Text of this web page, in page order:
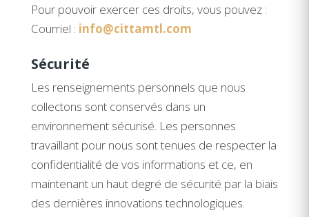
Pour pouvoir exercer ces droits, vous pouvez :
Courriel : info@cittamtl.com
Sécurité
Les renseignements personnels que nous
collectons sont conservés dans un
environnement sécurisé. Les personnes
travaillant pour nous sont tenues de respecter la
confidentialité de vos informations et ce, en
maintenant un haut degré de sécurité par la biais
des dernières innovations technologiques.